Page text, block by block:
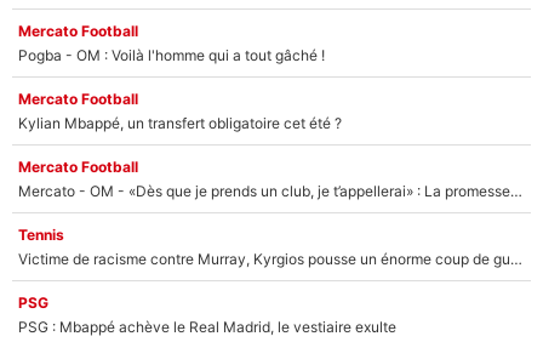
Mercato Football
Pogba - OM : Voilà l'homme qui a tout gâché !
Mercato Football
Kylian Mbappé, un transfert obligatoire cet été ?
Mercato Football
Mercato - OM - «Dès que je prends un club, je t’appellerai» : La promesse de Marcelino au moment de claquer la porte
Tennis
Victime de racisme contre Murray, Kyrgios pousse un énorme coup de gueule !
PSG
PSG : Mbappé achève le Real Madrid, le vestiaire exulte